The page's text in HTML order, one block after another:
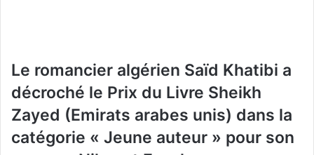
Le romancier algérien Saïd Khatibi a
décroché le Prix du Livre Sheikh
Zayed (Emirats arabes unis) dans la
catégorie « Jeune auteur » pour son